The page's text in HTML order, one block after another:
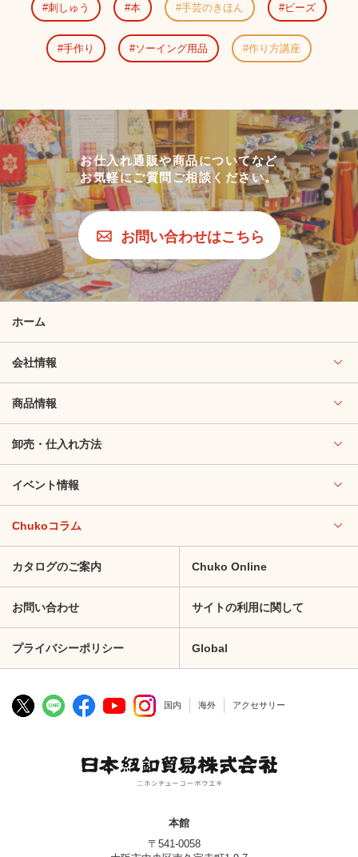
刺しゅう 本 手芸のきほん ビーズ
手作り ソーイング用品 作り方講座
お仕入れ通販や商品についてなど
お気軽にご質問ご相談ください。
お問い合わせはこちら
ホーム
会社情報
商品情報
卸売・仕入れ方法
イベント情報
Chukoコラム
カタログのご案内 Chuko Online
お問い合わせ サイトの利用に関して
プライバシーポリシー Global
国内 海外 アクセサリー
本館
〒541-0058